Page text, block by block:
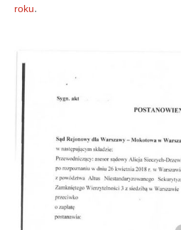
Doradztwo prawne
Doradztwo & konsulting
roku.